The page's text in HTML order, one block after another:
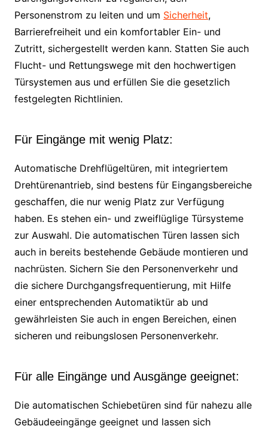
Personenstrom zu leiten und um Sicherheit,
Barrierefreiheit und ein komfortabler Ein- und
Zutritt, sichergestellt werden kann. Statten Sie auch
Flucht- und Rettungswege mit den hochwertigen
Türsystemen aus und erfüllen Sie die gesetzlich
festgelegten Richtlinien.
Für Eingänge mit wenig Platz:
Automatische Drehflügeltüren, mit integriertem
Drehtürenantrieb, sind bestens für Eingangsbereiche
geschaffen, die nur wenig Platz zur Verfügung
haben. Es stehen ein- und zweiflüglige Türsysteme
zur Auswahl. Die automatischen Türen lassen sich
auch in bereits bestehende Gebäude montieren und
nachrüsten. Sichern Sie den Personenverkehr und
die sichere Durchgangsfrequentierung, mit Hilfe
einer entsprechenden Automatiktür ab und
gewährleisten Sie auch in engen Bereichen, einen
sicheren und reibungslosen Personenverkehr.
Für alle Eingänge und Ausgänge geeignet:
Die automatischen Schiebetüren sind für nahezu alle
Gebäudeeingänge geeignet und lassen sich